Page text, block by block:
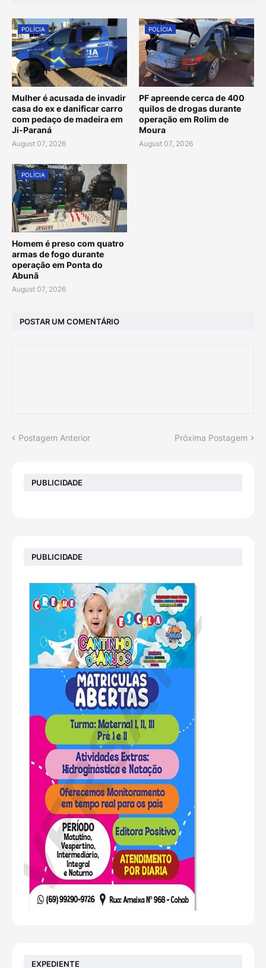
POLÍCIA
Mulher é acusada de invadir
casa do ex e danificar carro
com pedaço de madeira em
Ji-Paraná
August 07, 2026
POLÍCIA
PF apreende cerca de 400
quilos de drogas durante
operação em Rolim de
Moura
August 07, 2026
POLÍCIA
Homem é preso com quatro
armas de fogo durante
operação em Ponta do
Abunã
August 07, 2026
POSTAR UM COMENTÁRIO
Postagem Anterior Próxima Postagem
PUBLICIDADE
PUBLICIDADE
EXPEDIENTE